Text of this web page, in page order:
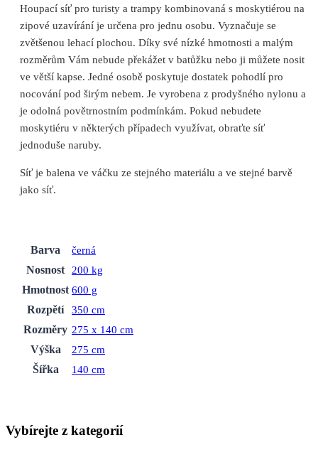
Houpací síť pro turisty a trampy kombinovaná s moskytiérou na
zipové uzavírání je určena pro jednu osobu. Vyznačuje se
zvětšenou lehací plochou. Díky své nízké hmotnosti a malým
rozměrům Vám nebude překážet v batůžku nebo ji můžete nosit
ve větší kapse. Jedné osobě poskytuje dostatek pohodlí pro
nocování pod širým nebem. Je vyrobena z prodyšného nylonu a
je odolná povětrnostním podmínkám. Pokud nebudete
moskytiéru v některých případech využívat, obraťte síť
jednoduše naruby.
Síť je balena ve váčku ze stejného materiálu a ve stejné barvě
jako síť.
Barva
černá
Nosnost
200 kg
Hmotnost 600 g
Rozpětí
350 cm
Rozměry 275 x 140 cm
Výška
275 cm
Šířka
140 cm
Vybírejte z kategorií